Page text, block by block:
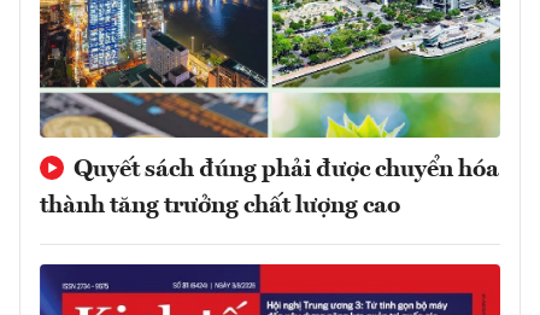
Quyết sách đúng phải được chuyển hóa
thành tăng trưởng chất lượng cao